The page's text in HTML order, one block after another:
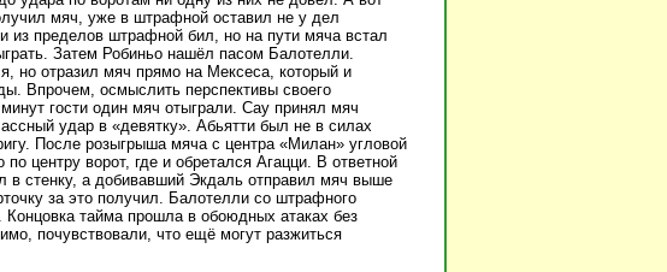
мяч, уже в штрафной оставил не у дел
из пределов штрафной бил, но на пути мяча встал
Затем Робиньо нашёл пасом Балотелли.
но отразил мяч прямо на Мексеса, который и
Впрочем, осмыслить перспективы своего
гости один мяч отыграли. Сау принял мяч
удар в «девятку». Абьятти был не в силах
После розыгрыша мяча с центра «Милан» угловой
центру ворот, где и обретался Агацци. В ответной
в стенку, а добивавший Экдаль отправил мяч выше
за это получил. Балотелли со штрафного
тайма прошла в обоюдных атаках без
почувствовали, что ещё могут разжиться